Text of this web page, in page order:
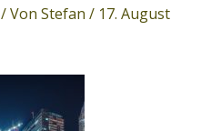
/ Von Stefan / 17. August